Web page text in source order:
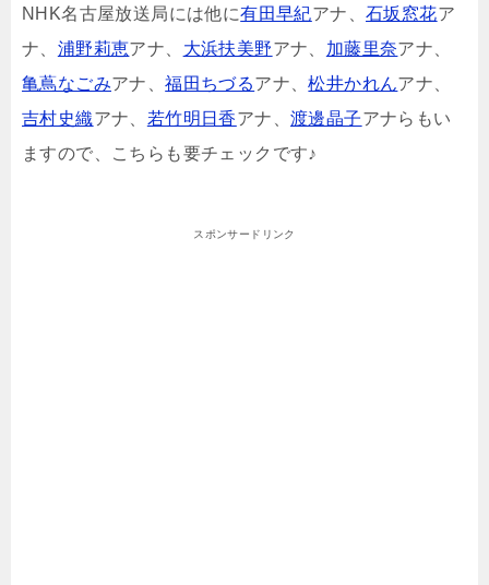
NHK名古屋放送局には他に有田早紀アナ、石坂窓花ア
ナ、 浦野莉恵アナ、 大浜扶美野アナ、 加藤里奈アナ、
亀蔦なごみアナ、福田ちづるアナ、松井かれんアナ、
吉村史織アナ、 若竹明日香アナ、渡邊晶子アナらもい
ますので、こちらも要チェックです♪
スポンサードリンク